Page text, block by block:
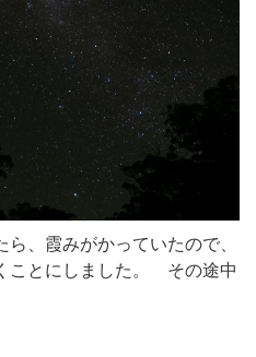
、霞みがかっていたので、
ことにしました。 その途中